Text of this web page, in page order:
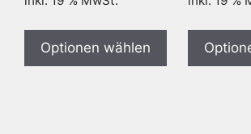
Optionen wählen